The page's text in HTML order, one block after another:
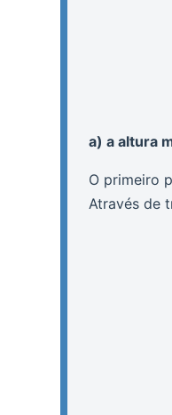
a) a altura
O primeiro
Através de